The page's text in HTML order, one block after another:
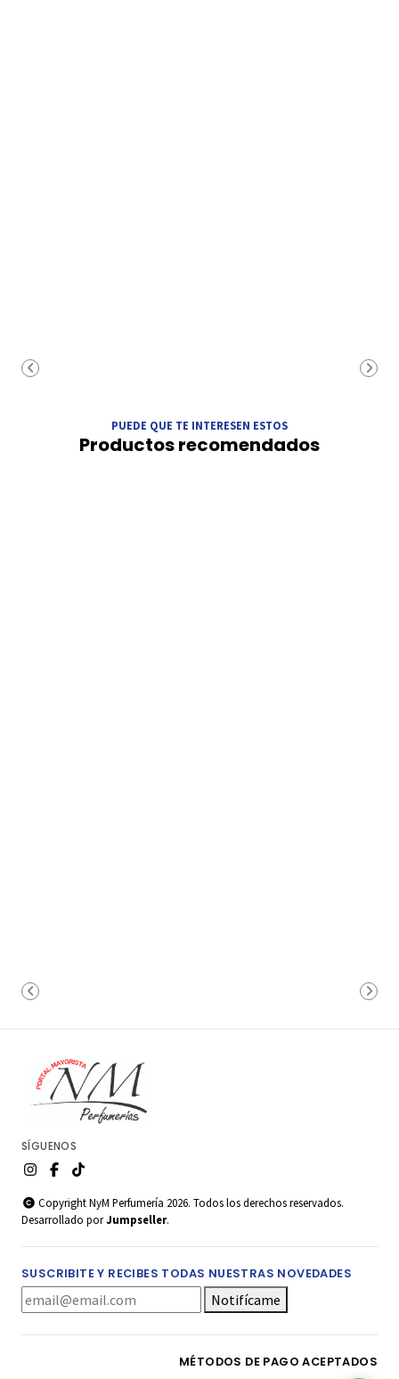
PUEDE QUE TE INTERESEN ESTOS
Productos recomendados
SÍGUENOS
Copyright NyM Perfumería 2026. Todos los derechos reservados.
Desarrollado porJumpseller.
SUSCRIBITE Y RECIBES TODAS NUESTRAS NOVEDADES
Notifícame
MÉTODOS DE PAGO ACEPTADOS